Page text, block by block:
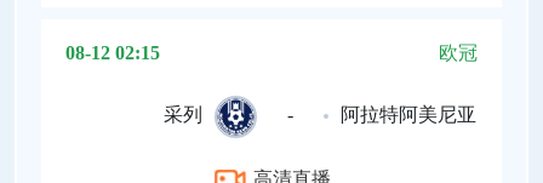
08-12 02:15 欧冠
采列 - 阿拉特阿美尼亚
高清直播